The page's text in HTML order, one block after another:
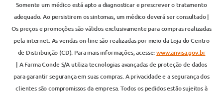
Somente um médico está apto a diagnosticar e prescrever o tratamento
adequado. Ao persistirem os sintomas, um médico deverá ser consultado |
Os preços e promoções são válidos exclusivamente para compras realizadas
pela internet. As vendas on-line são realizadas por meio da Loja do Centro
de Distribuição (CD). Para mais informações, acesse:www.anvisa.gov.br
| A Farma Conde S/A utiliza tecnologias avançadas de proteção de dados
para garantir segurança em suas compras. A privacidade e a segurança dos
clientes são compromissos da empresa. Todos os pedidos estão sujeitos à